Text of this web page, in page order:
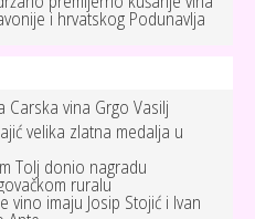
i hrvatskog Podunavlja
Carska vina Grgo Vasilj
velika zlatna medalja u
Tolj donio nagradu
ruralu
vino imaju Josip Stojić i Ivan